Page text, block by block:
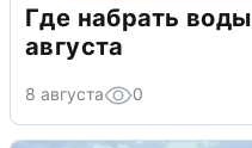
Где набрать
августа
8 августа 0